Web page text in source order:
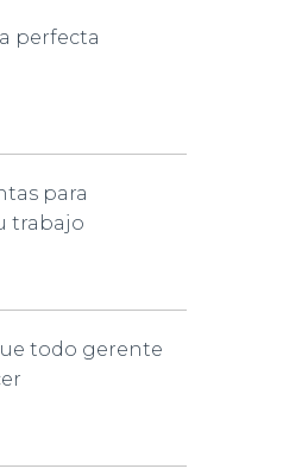
perfecta
para
trabajo
todo gerente